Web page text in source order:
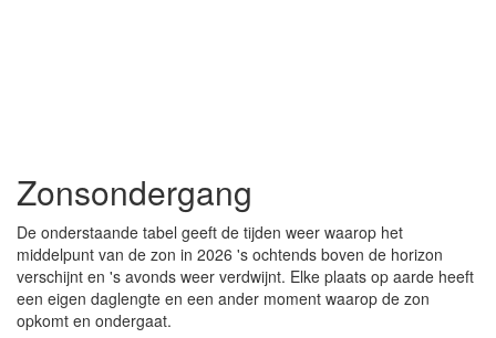
Zonsondergang
De onderstaande tabel geeft de tijden weer waarop het
middelpunt van de zon in 2026 's ochtends boven de horizon
verschijnt en 's avonds weer verdwijnt. Elke plaats op aarde heeft
een eigen daglengte en een ander moment waarop de zon
opkomt en ondergaat.